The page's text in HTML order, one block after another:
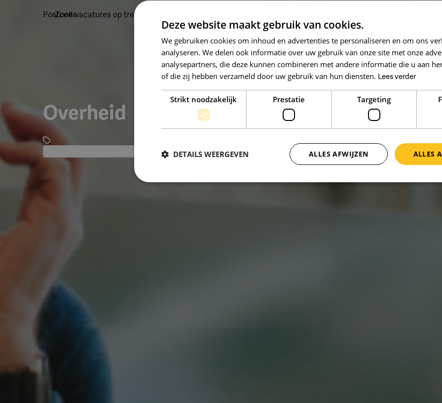
Overheid
Zoek vacatures op trefwoord
Postcode
Deze website maakt gebruik van cookies.
We gebruiken cookies om inhoud en advertenties te personaliseren en om ons
analyseren. We delen ook informatie over uw gebruik van onze site met onze
analysepartners, die deze kunnen combineren met andere informatie die u aan
of die zij hebben verzameld door uw gebruik van hun diensten. Lees verder
Strikt noodzakelijk Prestatie Targeting
ALLES
ALLES AFWIJZEN
DETAILS WEERGEVEN